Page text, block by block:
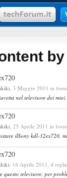
, 3 Maggio 2011 in
nel televisore dei
, 25 Aprile 2011 in
ilSony kdl-32ex720,
, 16 Aprile 2011, 4
questo televisore, per